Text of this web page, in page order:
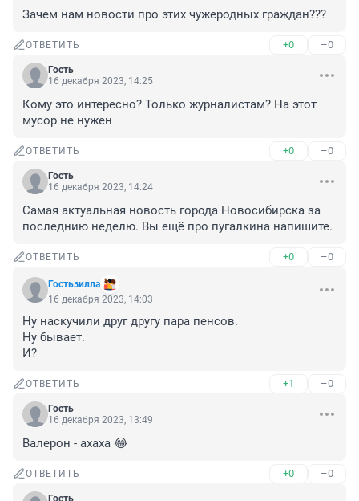
Зачем нам новости про этих чужеродных граждан???
ОТВЕТИТЬ +0 –0
Гость
16 декабря 2023, 14:25
Кому это интересно? Только журналистам? На этот
мусор не нужен
ОТВЕТИТЬ +0 –0
Гость
16 декабря 2023, 14:24
Самая актуальная новость города Новосибирска за
последнию неделю. Вы ещё про пугалкина напишите.
ОТВЕТИТЬ +0 –0
Гостьзилла
16 декабря 2023, 14:03
Ну наскучили друг другу пара пенсов.
Ну бывает.
И?
ОТВЕТИТЬ +1 –0
Гость
16 декабря 2023, 13:49
Валерон - ахаха 😂
ОТВЕТИТЬ +0 –0
Гость